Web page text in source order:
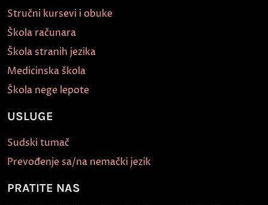
Stručni kursevi i obuke
Škola računara
Škola stranih jezika
Medicinska škola
Škola nege lepote
USLUGE
Sudski tumač
Prevođenje sa/na nemački jezik
PRATITE NAS